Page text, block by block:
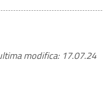
modifica: 17.07.24